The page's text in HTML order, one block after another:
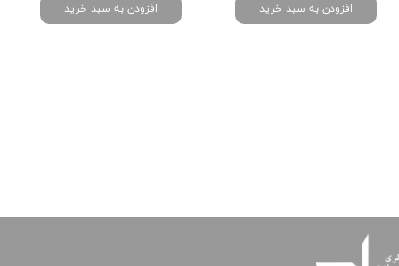
افزودن به سبد خرید افزودن به سبد خرید